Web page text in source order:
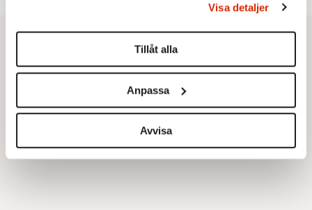
Du kan ändra eller dra tillbaka ditt samtycke när som
helst från cookie-förklaringen.
Vi använder enhetsidentifierare för att anpassa innehållet
för sociala medier och analysera vår trafik. Vi
vidarebefordrar även sådana identifierare och annan
information från din enhet till de sociala medier och
annons- och analysföretag som vi samarbetar med.
Visa detaljer
Tillåt alla
Anpassa
Avvisa